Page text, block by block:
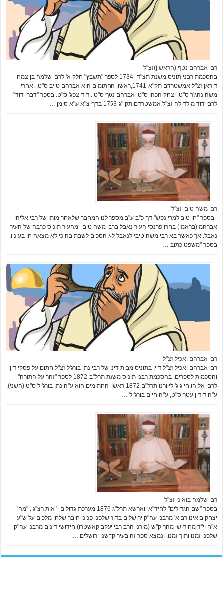
רבי אברהם נטף (הראשון)זצ"ל
בהסכמת רבני תוניס משנת תצ"ד- 1734 לספר "תשבץ" חלק א' לרבי שלמה בן צמח
דוראן זצ"ל אמשטרדם תק"א-1741,ראשון החתומים הוא אברהם טייב ס"ט, ואחריו
משה נהג'ר ס"ט. יצחק הכהן ס"ט. אברהם נטף ס"ט . דוד צפג' ס"ט. בספר "דברי דוד"
לרבי דוד מולדולה זצ"ל אמשטרדם תקי"ג-1753 בדף צ"א ע"א סימן …
רבי משה טיבי זצ"ל .
בספר "חן טוב למרי נפש" דף כ"ב ע"ב מספר לנו המחבר שלאחר מותו של רבי אליהו
אברהמי(בראמי) בחרו פרנסי העיר נאבל ברבי משה טיבי מהעיר תוניס כרבה של העיר
נאבל. אך כאשר בא רבי משה טיבי לנאבל לא הסכים לשבת בה כי לא מצאה חן בעיניו.
בספר "משפט כתוב …
רבי אברהם ואכיל זצ"ל
רבי אברהם ואכיל זצ"ל דיין בתוניס מבית דינו של רבי נתן בורג'ל זצ"ל חתום על פסקי דין
והסכמות לספרים. בהסכמת רבני תוניס משנת תרל"ב-1872 לספר "זהר על התורה"
לרבי אליהו חי גיג' ליוורנו תרל"ב-1872 ראשון החתומים הוא ע"ה נתן בורג'יל ס"ט (השני).
ע"ה דוד ן עטר ס"ט, ע"ה חיים בורג'יל …
רבי שלמה בואינו זצ"ל
בספר "שם הגדולים" לחיד"א ווארשא תרל"ג-1876 מערכת גדולים י' אות רצ"ג . "מה'
יצחק בואינו רב א' מרבני עה"ק ירושלים בדור שלפני פנינו חיבר שלחן מלכים על ש"ע
א"ח וי"ד מחידושי מהריק"ש (מורנו הרב רבי יעקב קאשטרו)וחידושי דינים מרבני עה"ק
שלפני זמנו ותוך זמנו. ונמצא ספר זה בעיר קדשנו ירושלים …